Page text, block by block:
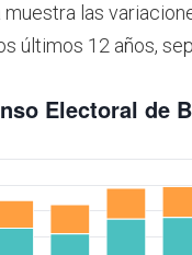
las
últimos 12 años,